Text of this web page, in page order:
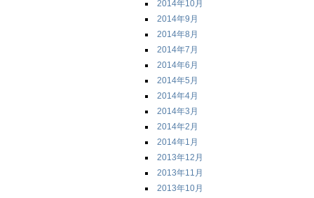
2014年10月
2014年9月
2014年8月
2014年7月
2014年6月
2014年5月
2014年4月
2014年3月
2014年2月
2014年1月
2013年12月
2013年11月
2013年10月